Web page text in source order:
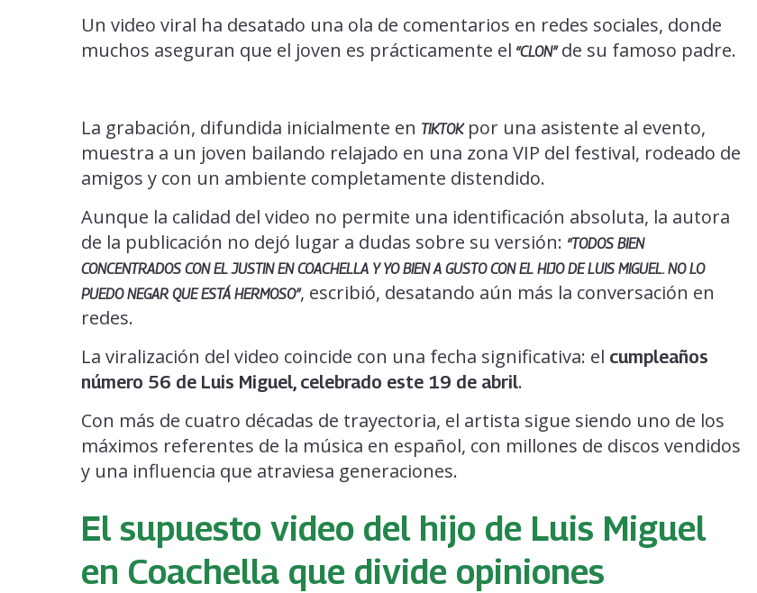
Un video viral ha desatado una ola de comentarios en redes sociales, donde
muchos aseguran que el joven es prácticamente el “CLON”de su famoso padre.
La grabación, difundida inicialmente en TIKTOKpor una asistente al evento,
muestra a un joven bailando relajado en una zona VIP del festival, rodeado de
amigos y con un ambiente completamente distendido.
Aunque la calidad del video no permite una identificación absoluta, la autora
de la publicación no dejó lugar a dudas sobre su versión: “TODOS BIEN
CONCENTRADOS CON EL JUSTIN EN COACHELLA Y YO BIEN A GUSTO CON EL HIJO DE LUIS MIGUEL. NO LO
PUEDO NEGAR QUE ESTÁ HERMOSO”, escribió, desatando aún más la conversación en
redes.
La viralización del video coincide con una fecha significativa: el cumpleaños
número 56 de Luis Miguel, celebrado este 19 de abril.
Con más de cuatro décadas de trayectoria, el artista sigue siendo uno de los
máximos referentes de la música en español, con millones de discos vendidos
y una influencia que atraviesa generaciones.
El supuesto video del hijo de Luis Miguel
en Coachella que divide opiniones